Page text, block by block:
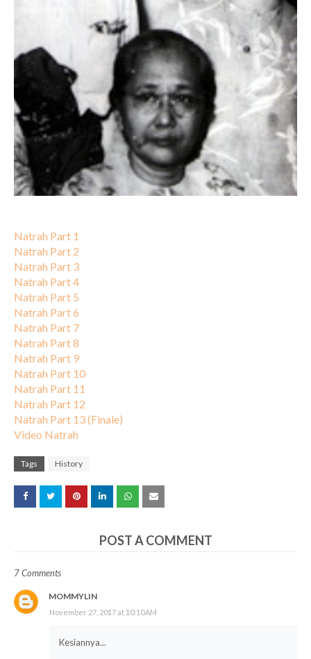
Natrah Part 1
Natrah Part 2
Natrah Part 3
Natrah Part 4
Natrah Part 5
Natrah Part 6
Natrah Part 7
Natrah Part 8
Natrah Part 9
Natrah Part 10
Natrah Part 11
Natrah Part 12
Natrah Part 13 (Finale)
Video Natrah
Tags History
POST A COMMENT
7 Comments
MOMMYLIN
November 27, 2017 at 10:10 AM
Kesiannya...